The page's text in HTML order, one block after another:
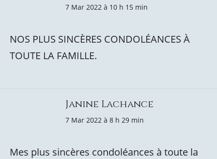
7 Mar 2022 à 10 h 15 min
NOS PLUS SINCÈRES CONDOLÉANCES À
TOUTE LA FAMILLE.
Janine Lachance
7 Mar 2022 à 8 h 29 min
Mes plus sincères condoléances à toute la